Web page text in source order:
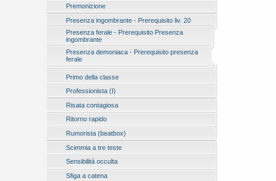
Premonizione
Presenza ingombrante - Prerequisito liv. 20
Presenza ferale - Prerequisito Presenza
ingombrante
Presenza demoniaca - Prerequisito presenza
ferale
Primo della classe
Professionista (I)
Risata contagiosa
Ritorno rapido
Rumorista (beatbox)
Scimmia a tre teste
Sensibilità occulta
Sfiga a catena